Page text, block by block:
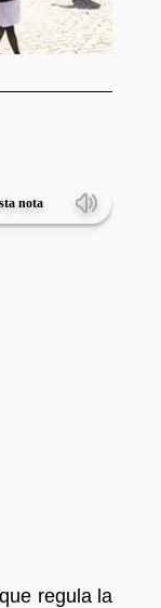
nota
regula la